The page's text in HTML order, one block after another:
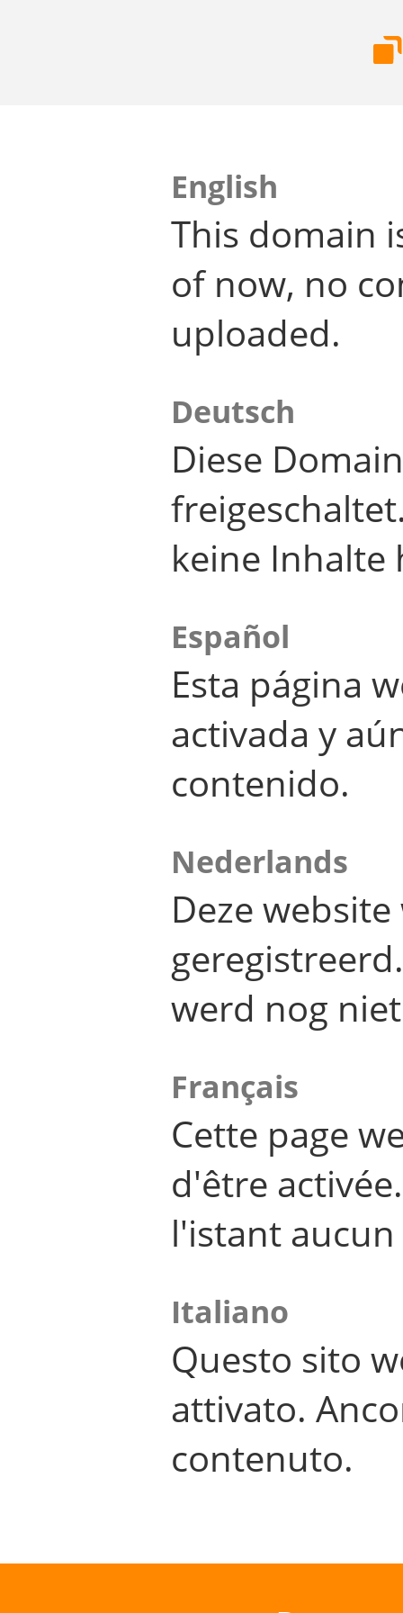
English
This domain
of now, no
uploaded.
Deutsch
Diese
keine Inhalte
Español
Esta página
activada y
contenido.
Nederlands
Deze
werd nog
Français
Cette page
d'être
l'istant
Italiano
Questo sito
attivato.
contenuto.